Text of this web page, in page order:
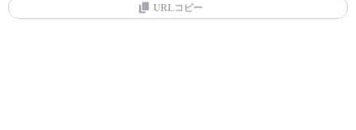
URLコピー